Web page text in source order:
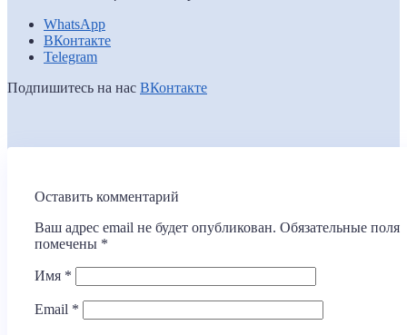
WhatsApp
ВКонтакте
Telegram
Подпишитесь на нас ВКонтакте
Оставить комментарий
Ваш адрес email не будет опубликован. Обязательные поля
помечены *
Имя *
Email *